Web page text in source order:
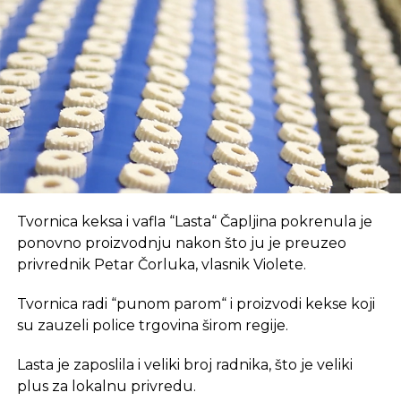
opremljen prostor, što je ključan preduvjet za
suvremeni način rada.
REKLAMA
U coworking prostoru, radnici su okruženi sličnim
profesionalcima, što potiče produktivnost i radnu
atmosferu koju je teško postići u kućnom
Dodatna prednost coworkinga je umrežavanje i
prostoru omogućava razmjenu ideja, kontakata i
suradnji, čime coworking prostor postaje inkubator
Tvornica keksa i vafla “Lasta“ Čapljina pokrenula je
ponovno proizvodnju nakon što ju je preuzeo
privrednik Petar Čorluka, vlasnik Violete.
Tvornica radi “punom parom“ i proizvodi kekse koji
su zauzeli police trgovina širom regije.
Lasta je zaposlila i veliki broj radnika, što je veliki
plus za lokalnu privredu.